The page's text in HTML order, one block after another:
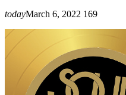
todayMarch 6, 2022 169